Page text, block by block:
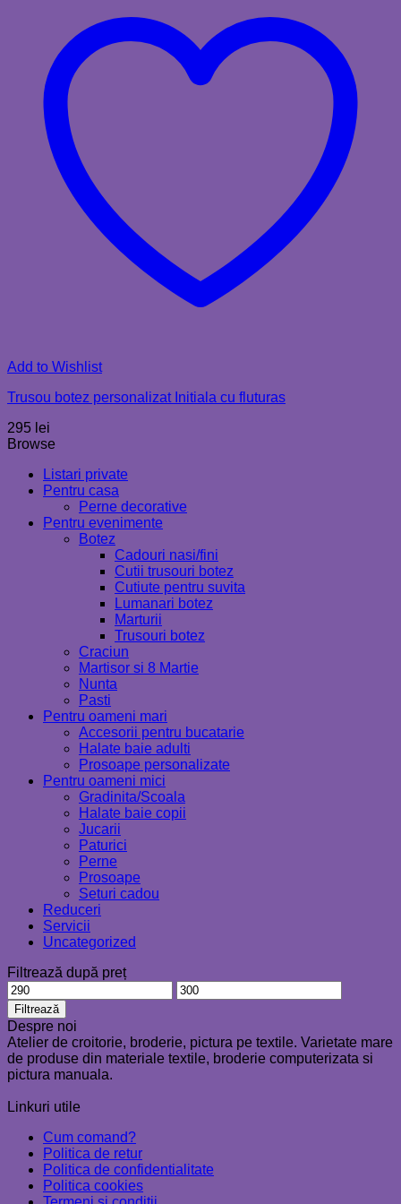
Add to Wishlist
Trusou botez personalizat Initiala cu fluturas
295 lei
Browse
Listari private
Pentru casa
Perne decorative
Pentru evenimente
Botez
Cadouri nasi/fini
Cutii trusouri botez
Cutiute pentru suvita
Lumanari botez
Marturii
Trusouri botez
Craciun
Martisor si 8 Martie
Nunta
Pasti
Pentru oameni mari
Accesorii pentru bucatarie
Halate baie adulti
Prosoape personalizate
Pentru oameni mici
Gradinita/Scoala
Halate baie copii
Jucarii
Paturici
Perne
Prosoape
Seturi cadou
Reduceri
Servicii
Uncategorized
Filtrează după preț
Preț
minim
Preț
maxim
Filtrează
Despre noi
Atelier de croitorie, broderie, pictura pe textile. Varietate mare
de produse din materiale textile, broderie computerizata si
pictura manuala.
Linkuri utile
Cum comand?
Politica de retur
Politica de confidentialitate
Politica cookies